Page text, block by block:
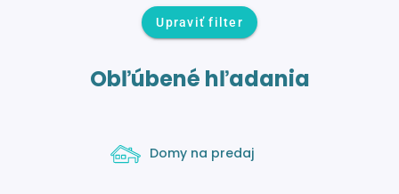
Upraviť filter
Obľúbené hľadania
Domy na predaj